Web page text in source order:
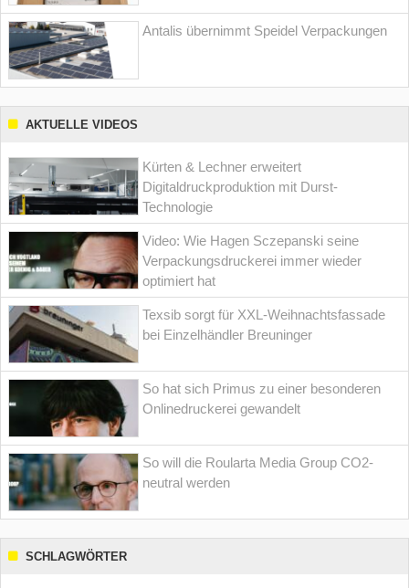
Antalis übernimmt Speidel Verpackungen
AKTUELLE VIDEOS
Kürten & Lechner erweitert
Digitaldruckproduktion mit Durst-
Technologie
Video: Wie Hagen Sczepanski seine
Verpackungsdruckerei immer wieder
optimiert hat
Texsib sorgt für XXL-Weihnachtsfassade
bei Einzelhändler Breuninger
So hat sich Primus zu einer besonderen
Onlinedruckerei gewandelt
So will die Roularta Media Group CO2-
neutral werden
SCHLAGWÖRTER